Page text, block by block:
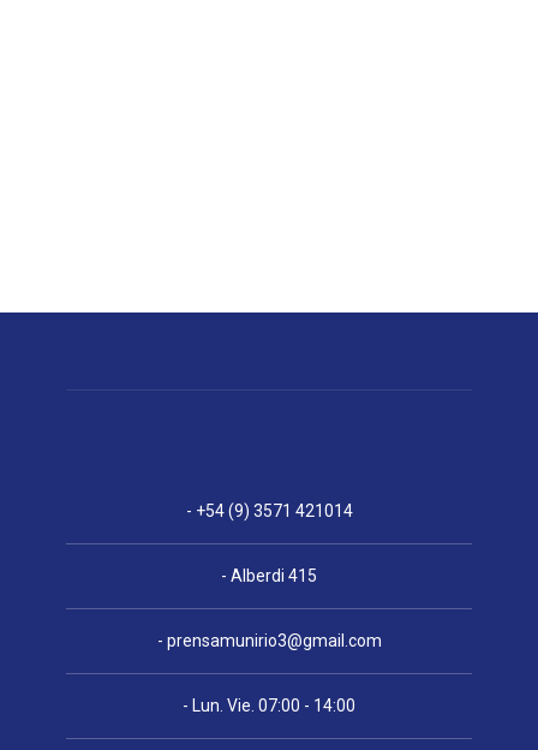
- +54 (9) 3571 421014
- Alberdi 415
- prensamunirio3@gmail.com
- Lun. Vie. 07:00 - 14:00